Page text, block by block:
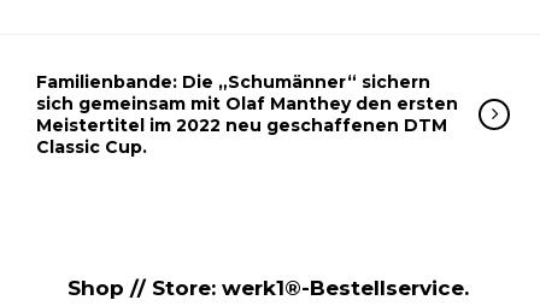
Familienbande: Die „Schumänner“ sichern
sich gemeinsam mit Olaf Manthey den ersten
Meistertitel im 2022 neu geschaffenen DTM
Classic Cup.
Shop // Store: werk1®-Bestellservice.